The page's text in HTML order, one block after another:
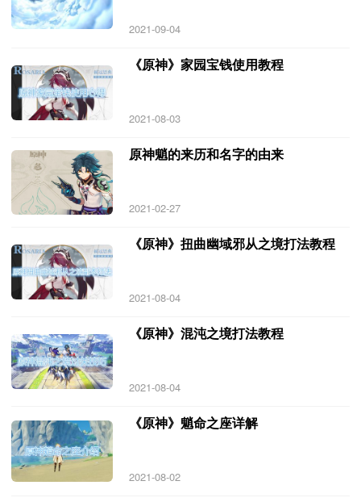
2021-09-04
《原神》家园宝钱使用教程
2021-08-03
原神魈的来历和名字的由来
2021-02-27
《原神》扭曲幽域邪从之境打法教程
2021-08-04
《原神》混沌之境打法教程
2021-08-04
《原神》魈命之座详解
2021-08-02